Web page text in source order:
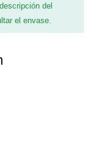
del
el envase.